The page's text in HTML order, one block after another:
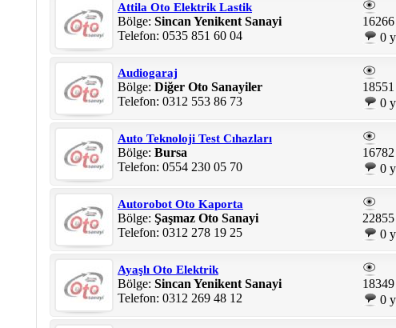
Attila Oto Elektrik Lastik
Bölge: Sincan Yenikent Sanayi
Telefon: 0535 851 60 04
0
Audiogaraj
Bölge: Diğer Oto Sanayiler
Telefon: 0312 553 86 73
0
Auto Teknoloji Test Cıhazları
Bölge: Bursa
Telefon: 0554 230 05 70
0
Autorobot Oto Kaporta
Bölge: Şaşmaz Oto Sanayi
Telefon: 0312 278 19 25
0
Ayaşlı Oto Elektrik
Bölge: Sincan Yenikent Sanayi
Telefon: 0312 269 48 12
0